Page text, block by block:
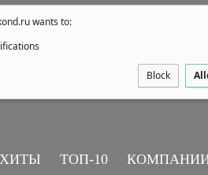
wants to:
Block
ХИТЫ ТОП-10